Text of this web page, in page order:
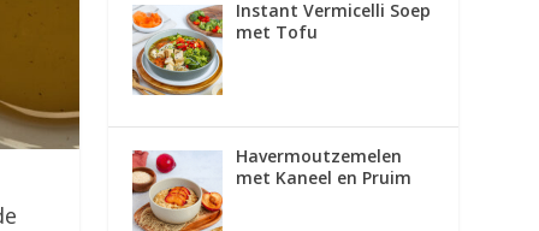
Instant Vermicelli Soep
met Tofu
Havermoutzemelen
met Kaneel en Pruim